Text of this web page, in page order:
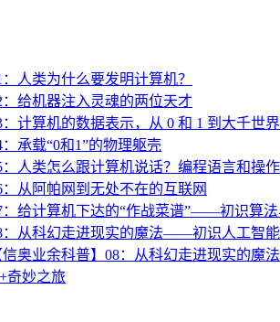
：人类为什么要发明计算机？
：给机器注入灵魂的两位天才
：计算机的数据表示，从 0 和 1 到大千世界
：承载“0和1”的物理躯壳
：人类怎么跟计算机说话？编程语言和操
：从阿帕网到无处不在的互联网
：给计算机下达的“作战菜谱”——初识算法
：从科幻走进现实的魔法——初识人工智能
信奥业余科普】08：从科幻走进现实的魔
奇妙之旅